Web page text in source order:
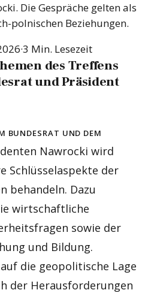
Die Gespräche gelten als
polnischen Beziehungen.
·3 Min. Lesezeit
des Treffens
und Präsident
Bundesrat und dem
Nawrocki wird
Schlüsselaspekte der
behandeln. Dazu
wirtschaftliche
sowie der
und Bildung.
die geopolitische Lage
der Herausforderungen